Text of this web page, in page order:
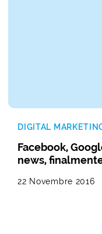
DIGITAL
Facebook,
news,
22 Novembre 2016